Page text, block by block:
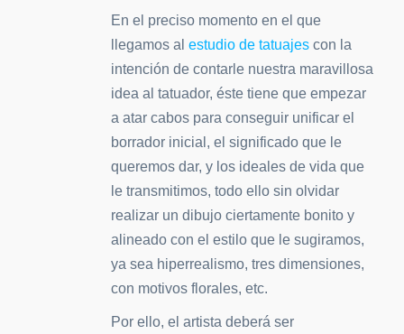
En el preciso momento en el que
llegamos alestudio de tatuajes con la
intención de contarle nuestra maravillosa
idea al tatuador, éste tiene que empezar
a atar cabos para conseguir unificar el
borrador inicial, el significado que le
queremos dar, y los ideales de vida que
le transmitimos, todo ello sin olvidar
realizar un dibujo ciertamente bonito y
alineado con el estilo que le sugiramos,
ya sea hiperrealismo, tres dimensiones,
con motivos florales, etc.
Por ello, el artista deberá ser